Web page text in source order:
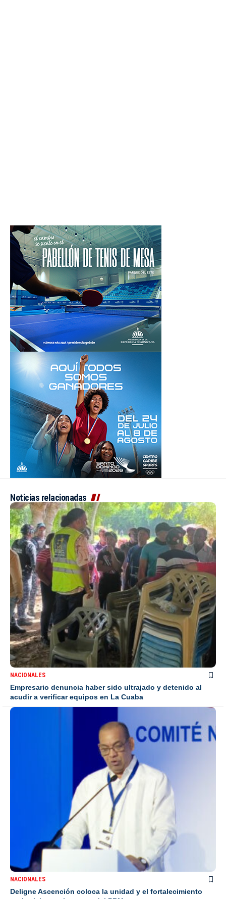
Noticias relacionadas
NACIONALES
Empresario denuncia haber sido ultrajado y detenido al
acudir a verificar equipos en La Cuaba
NACIONALES
Deligne Ascención coloca la unidad y el fortalecimiento